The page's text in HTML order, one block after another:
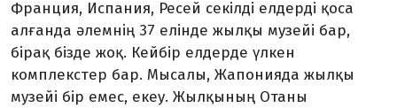
Франция, Испания, Ресей секіл­ді елдерді қоса
алғанда әлемнің 37 елінде жылқы музейі бар,
бірақ бізде жоқ. Кейбір елдерде үлкен
комплекстер бар. Мыса­лы, Жапонияда жылқы
музейі бір емес, екеу. Жылқының Отаны